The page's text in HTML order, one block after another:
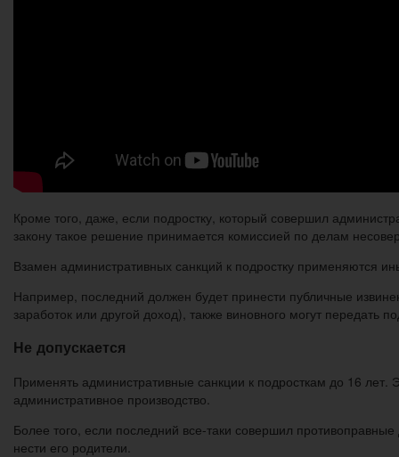
Кроме того, даже, если подростку, который совершил
закону такое решение принимается комиссией по делам
Взамен административных санкций к подростку применяются
Например, последний должен будет принести публичные
заработок или другой доход), также виновного могут передать
Не допускается
Применять административные санкции к подросткам до 16
административное производство.
Более того, если последний все-таки совершил
нести его родители.